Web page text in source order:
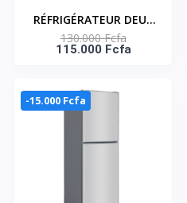
RÉFRIGÉRATEUR DEUX
PORTES – AVEC CLE-
168 LITRES –NASF2-
130.000 Fcfa
115.000 Fcfa
-15.000 Fcfa